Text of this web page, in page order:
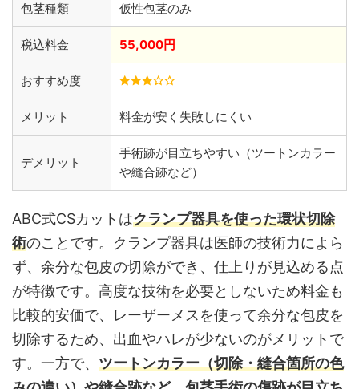
包茎種類 仮性包茎のみ
税込料金 55,000円
おすすめ度
メリット 料金が安く失敗しにくい
デメリット
手術跡が目立ちやすい（ツートンカラー
や縫合跡など）
ABC式CSカットはクランプ器具を使った環状切除
術のことです。クランプ器具は医師の技術力によら
ず、余分な包皮の切除ができ、仕上りが見込める点
が特徴です。高度な技術を必要としないため料金も
比較的安価で、レーザーメスを使って余分な包皮を
切除するため、出血やハレが少ないのがメリットで
す。一方で、 ツートンカラー（切除・縫合箇所の色